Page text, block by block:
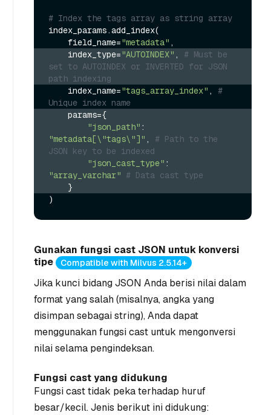
# Index the tags array as string array
index_params.add_index(
    field_name=
"metadata"
    index_type=
"AUTOINDEX" , # Must be
set to AUTOINDEX or INVERTED for JSON
path indexing
    index_name=
"tags_array_index" , #
Unique index name
    params={
"json_path"
"metadata[\"tags\"]" , # Path to the
JSON key to be indexed
"json_cast_type"
"array_varchar" # Data cast type
    }
Gunakan fungsi cast JSON untuk konversi
tipe
Compatible with Milvus 2.5.14+
Jika kunci bidang JSON Anda berisi nilai dalam
format yang salah (misalnya, angka yang
disimpan sebagai string), Anda dapat
menggunakan fungsi cast untuk mengonversi
nilai selama pengindeksan.
Fungsi cast yang didukung
Fungsi cast tidak peka terhadap huruf
besar/kecil. Jenis berikut ini didukung: